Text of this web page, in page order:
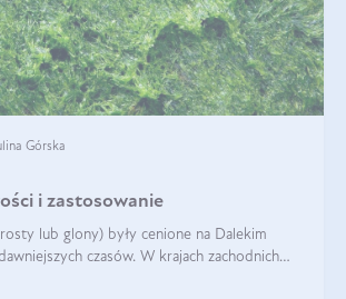
Górska
i zastosowanie
lub glony) były cenione na Dalekim
czasów. W krajach zachodnich